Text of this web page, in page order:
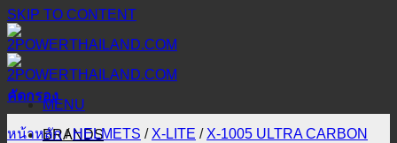
SKIP TO CONTENT
MENU
BRANDS
คัดกรอง
หน้าหลัก / HELMETS / X-LITE / X-1005 ULTRA CARBON